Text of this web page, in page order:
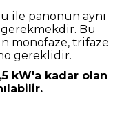
ile panonun aynı
gerekmekdir. Bu
monofaze, trifaze
gereklidir.
kW'a kadar olan